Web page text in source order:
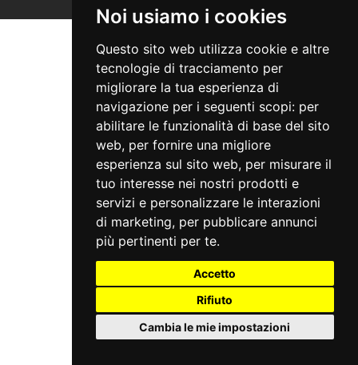
Noi usiamo i cookies
Questo sito web utilizza cookie e altre
tecnologie di tracciamento per
migliorare la tua esperienza di
navigazione per i seguenti scopi: per
abilitare le funzionalità di base del sito
web, per fornire una migliore
esperienza sul sito web, per misurare il
tuo interesse nei nostri prodotti e
servizi e personalizzare le interazioni
di marketing, per pubblicare annunci
più pertinenti per te.
Accetto
Rifiuto
Cambia le mie impostazioni